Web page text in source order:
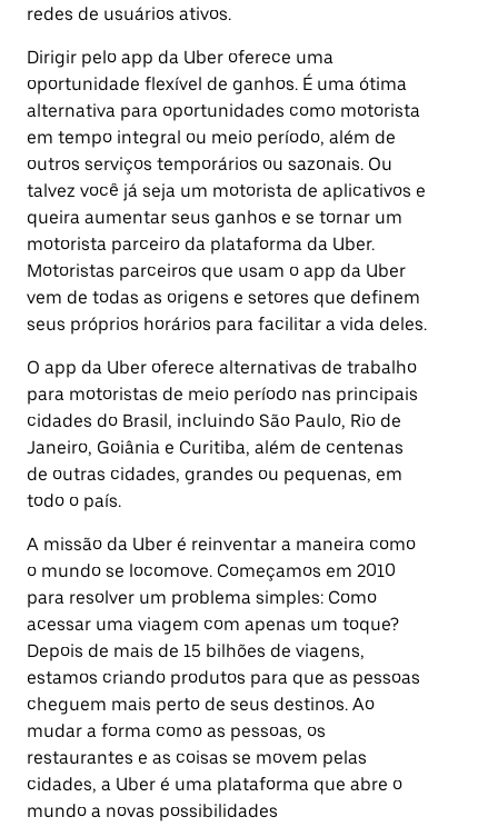
redes de usuários ativos.
Dirigir pelo app da Uber oferece uma
oportunidade flexível de ganhos. É uma ótima
alternativa para oportunidades como motorista
em tempo integral ou meio período, além de
outros serviços temporários ou sazonais. Ou
talvez você já seja um motorista de aplicativos e
queira aumentar seus ganhos e se tornar um
motorista parceiro da plataforma da Uber.
Motoristas parceiros que usam o app da Uber
vem de todas as origens e setores que definem
seus próprios horários para facilitar a vida deles.
O app da Uber oferece alternativas de trabalho
para motoristas de meio período nas principais
cidades do Brasil, incluindo São Paulo, Rio de
Janeiro, Goiânia e Curitiba, além de centenas
de outras cidades, grandes ou pequenas, em
todo o país.
A missão da Uber é reinventar a maneira como
o mundo se locomove. Começamos em 2010
para resolver um problema simples: Como
acessar uma viagem com apenas um toque?
Depois de mais de 15 bilhões de viagens,
estamos criando produtos para que as pessoas
cheguem mais perto de seus destinos. Ao
mudar a forma como as pessoas, os
restaurantes e as coisas se movem pelas
cidades, a Uber é uma plataforma que abre o
mundo a novas possibilidades